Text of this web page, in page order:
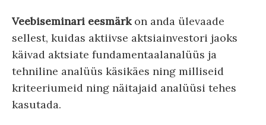
Veebiseminari eesmärkon anda ülevaade
sellest, kuidas aktiivse aktsiainvestori jaoks
käivad aktsiate fundamentaalanalüüs ja
tehniline analüüs käsikäes ning milliseid
kriteeriumeid ning näitajaid analüüsi tehes
kasutada.